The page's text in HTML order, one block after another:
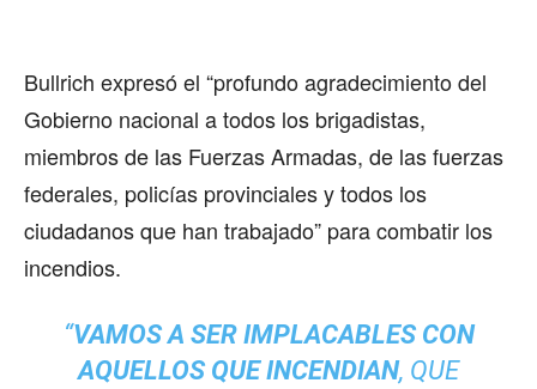
Bullrich expresó el “profundo agradecimiento del
Gobierno nacional a todos los brigadistas,
miembros de las Fuerzas Armadas, de las fuerzas
federales, policías provinciales y todos los
ciudadanos que han trabajado” para combatir los
incendios.
“VAMOS A SER IMPLACABLES CON
AQUELLOS QUE INCENDIAN, QUE